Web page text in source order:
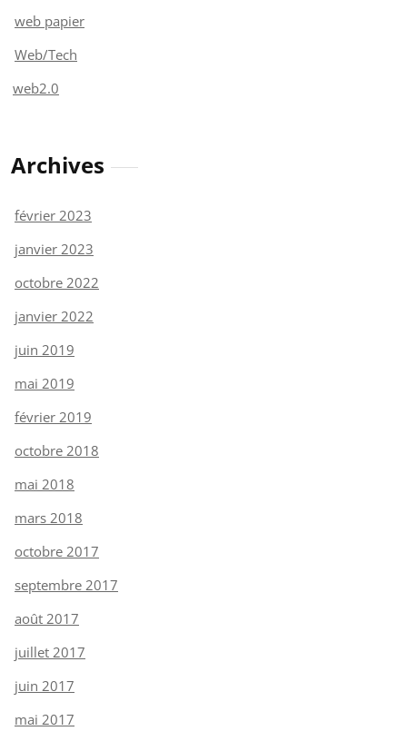
web papier
Web/Tech
web2.0
Archives
février 2023
janvier 2023
octobre 2022
janvier 2022
juin 2019
mai 2019
février 2019
octobre 2018
mai 2018
mars 2018
octobre 2017
septembre 2017
août 2017
juillet 2017
juin 2017
mai 2017